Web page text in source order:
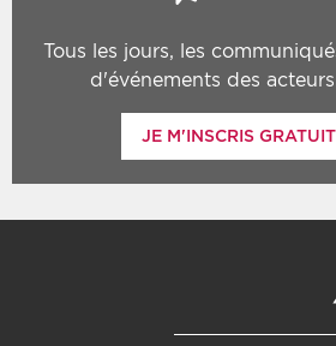
Tous les jours, les
d'événements des
JE M'INSCRIS